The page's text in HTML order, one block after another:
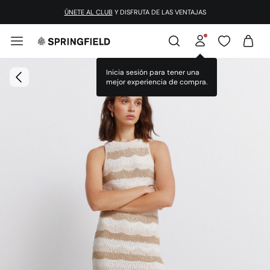
ÚNETE AL CLUB Y DISFRUTA DE LAS VENTAJAS